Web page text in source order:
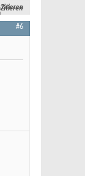
Zitieren
#6